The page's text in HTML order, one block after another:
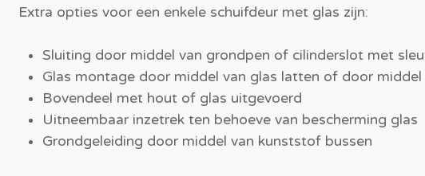
Extra opties voor een enkele schuifdeur met glas zijn:
Sluiting door middel van grondpen of cilinderslot met
Glas montage door middel van glas latten of door middel
Bovendeel met hout of glas uitgevoerd
Uitneembaar inzetrek ten behoeve van bescherming glas
Grondgeleiding door middel van kunststof bussen